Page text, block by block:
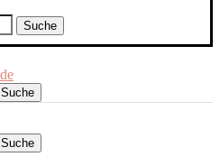
Suche
Suche
Suche